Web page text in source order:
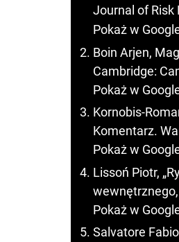
Journal of Risk
Pokaż w
Boin Arjen,
Cambridge:
Pokaż w
Kornobis-
Komentarz.
Pokaż w
Lissoń Piotr,
Pokaż w
Salvatore